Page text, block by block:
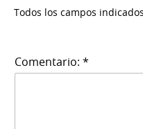
Todos los campos
Comentario: *